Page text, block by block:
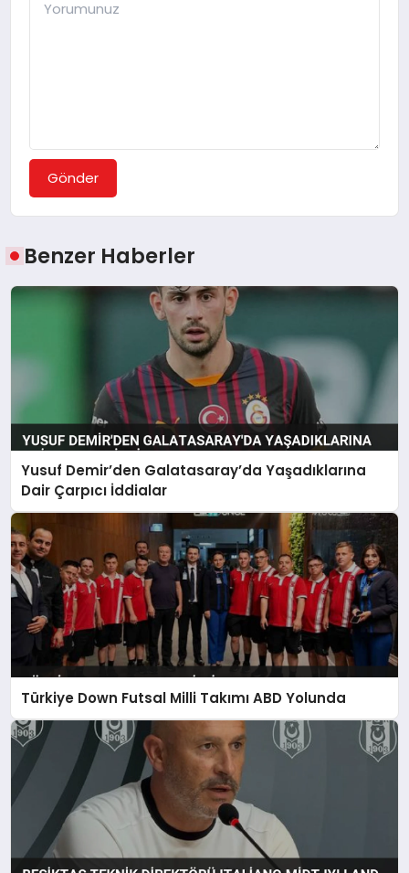
Gönder
Benzer Haberler
Yusuf Demir’den Galatasaray’da Yaşadıklarına
Dair Çarpıcı İddialar
Türkiye Down Futsal Milli Takımı ABD Yolunda